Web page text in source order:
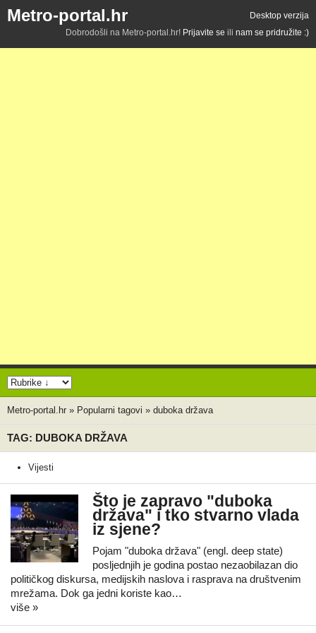
Metro-portal.hr
Desktop verzija
Dobrodošli na Metro-portal.hr! Prijavite se ili nam se pridružite :)
Metro-portal.hr » Popularni tagovi » duboka država
TAG: DUBOKA DRŽAVA
Vijesti
Što je zapravo "duboka
država" i tko stvarno vlada
iz sjene?
Pojam "duboka država" (engl. deep state)
posljednjih je godina postao nezaobilazan dio
političkog diskursa, medijskih naslova i rasprava na društvenim
mrežama. Dok ga jedni koriste kao…
više »